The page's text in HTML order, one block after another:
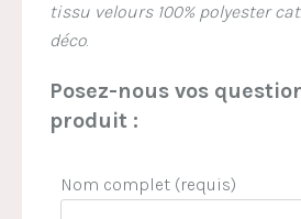
tissu velours 100% polyester
déco.
Posez-nous vos
produit :
Nom complet (requis)